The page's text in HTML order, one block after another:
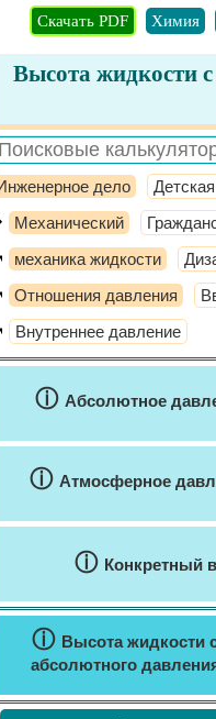
Скачать PDF Химия
Высота жидкости
дело
Механический
механика жидкости
Отношения давления
Внутреннее давление
ⓘ Абсолютное
ⓘ Атмосферное
ⓘ Конкретный
ⓘ Высота жидкости
абсолютного